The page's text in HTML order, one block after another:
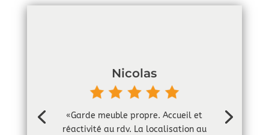
Nicolas
«Garde meuble propre. Accueil et
réactivité au rdv. La localisation au